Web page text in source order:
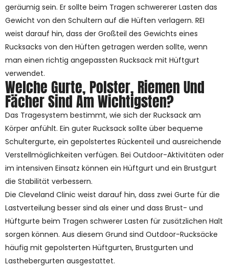
geräumig sein. Er sollte beim Tragen schwererer Lasten das
Gewicht von den Schultern auf die Hüften verlagern. REI
weist darauf hin, dass der Großteil des Gewichts eines
Rucksacks von den Hüften getragen werden sollte, wenn
man einen richtig angepassten Rucksack mit Hüftgurt
verwendet.
Welche Gurte, Polster, Riemen Und
Fächer Sind Am Wichtigsten?
Das Tragesystem bestimmt, wie sich der Rucksack am
Körper anfühlt. Ein guter Rucksack sollte über bequeme
Schultergurte, ein gepolstertes Rückenteil und ausreichende
Verstellmöglichkeiten verfügen. Bei Outdoor-Aktivitäten oder
im intensiven Einsatz können ein Hüftgurt und ein Brustgurt
die Stabilität verbessern.
Die Cleveland Clinic weist darauf hin, dass zwei Gurte für die
Lastverteilung besser sind als einer und dass Brust- und
Hüftgurte beim Tragen schwerer Lasten für zusätzlichen Halt
sorgen können. Aus diesem Grund sind Outdoor-Rucksäcke
häufig mit gepolsterten Hüftgurten, Brustgurten und
Lasthebergurten ausgestattet.